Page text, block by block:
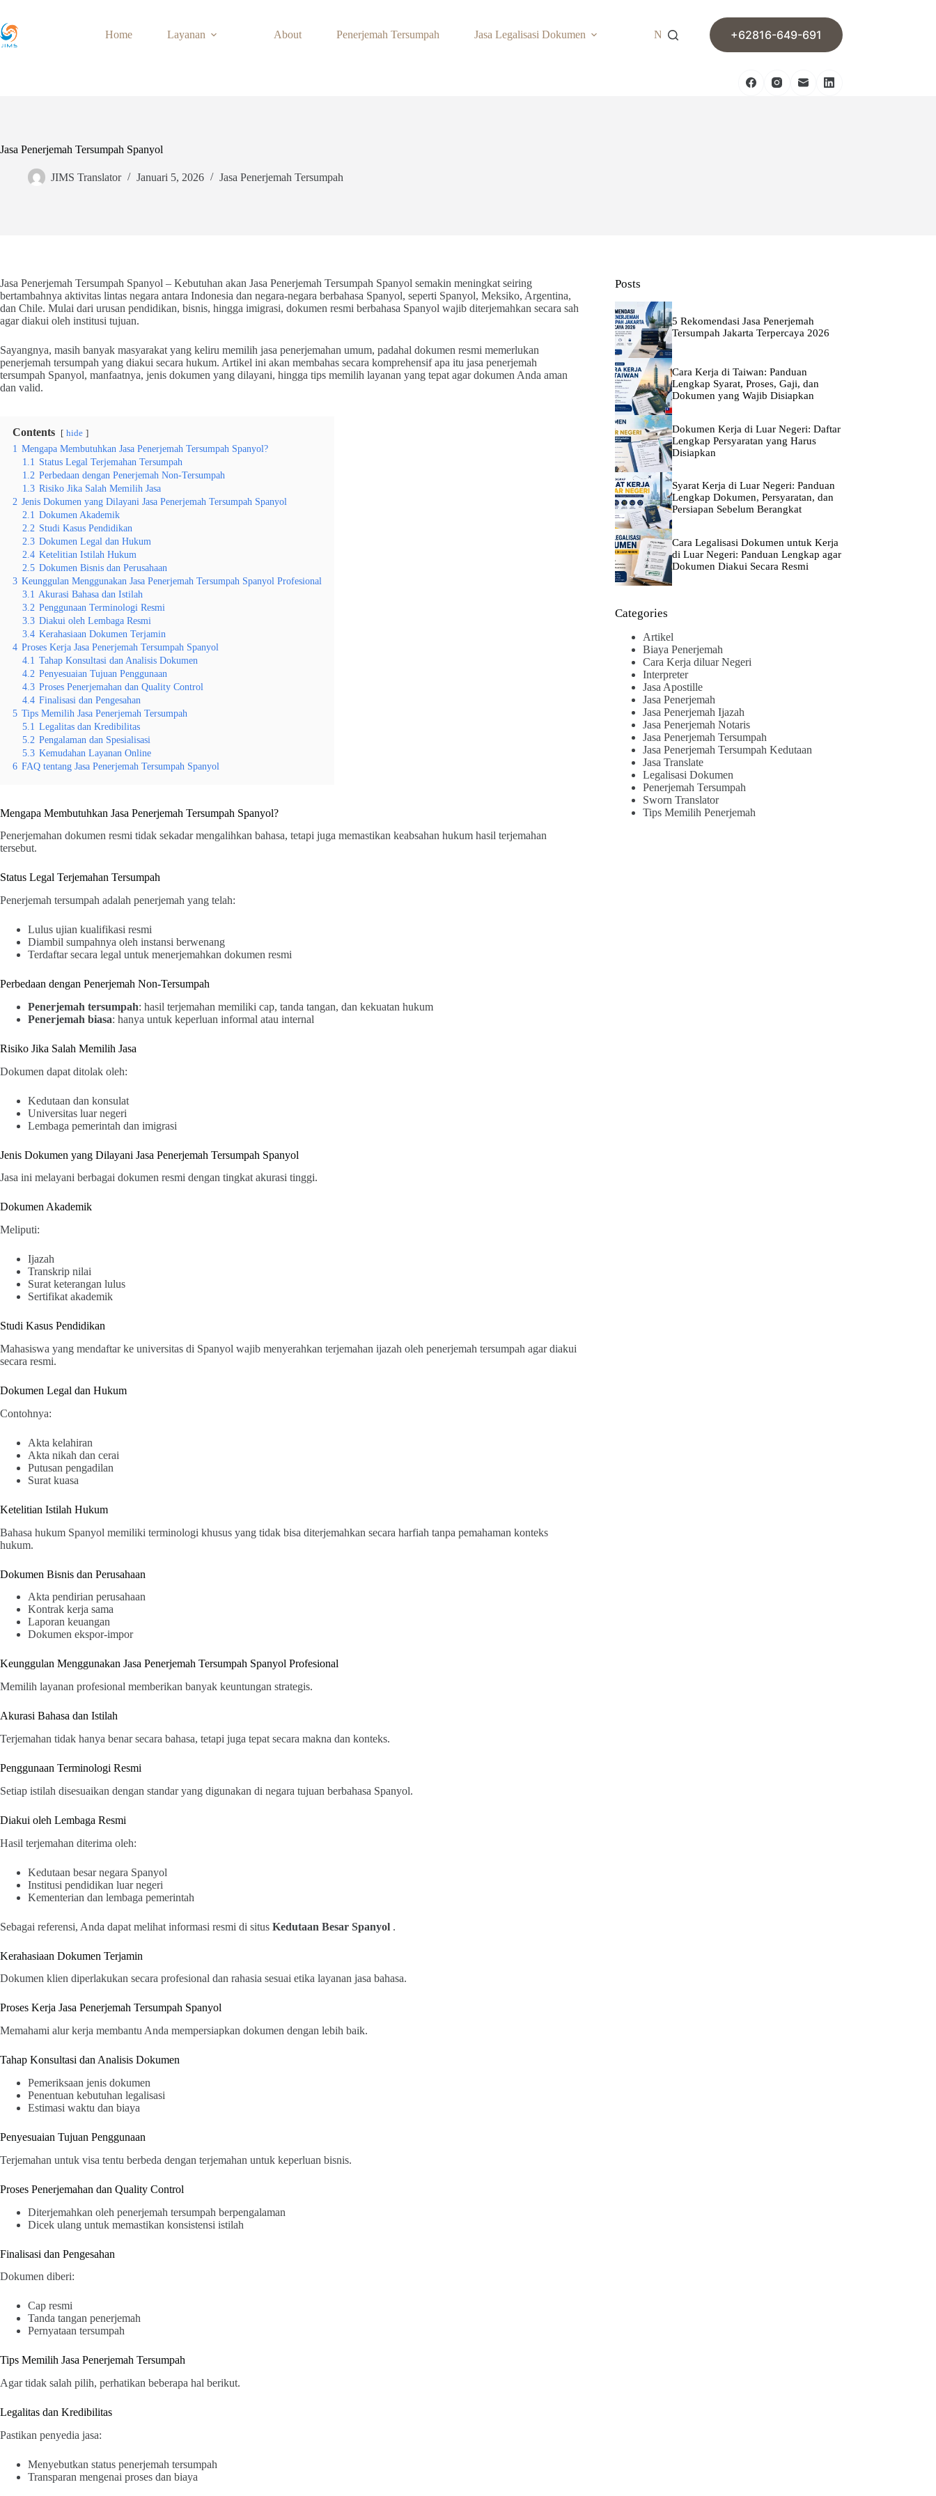
content
Home Layanan About Penerjemah Tersumpah Jasa Legalisasi Dokumen News Contact
+62816-649-691
Jasa Penerjemah Tersumpah Spanyol
JIMS Translator Januari 5, 2026 Jasa Penerjemah Tersumpah
Jasa Penerjemah Tersumpah Spanyol – Kebutuhan akan Jasa Penerjemah Tersumpah Spanyol semakin meningkat seiring
bertambahnya aktivitas lintas negara antara Indonesia dan negara-negara berbahasa Spanyol, seperti Spanyol, Meksiko, Argentina,
dan Chile. Mulai dari urusan pendidikan, bisnis, hingga imigrasi, dokumen resmi berbahasa Spanyol wajib diterjemahkan secara sah
agar diakui oleh institusi tujuan.
Sayangnya, masih banyak masyarakat yang keliru memilih jasa penerjemahan umum, padahal dokumen resmi memerlukan
penerjemah tersumpah yang diakui secara hukum. Artikel ini akan membahas secara komprehensif apa itu jasa penerjemah
tersumpah Spanyol, manfaatnya, jenis dokumen yang dilayani, hingga tips memilih layanan yang tepat agar dokumen Anda aman
dan valid.
Contents hide
1 Mengapa Membutuhkan Jasa Penerjemah Tersumpah Spanyol?
1.1 Status Legal Terjemahan Tersumpah
1.2 Perbedaan dengan Penerjemah Non-Tersumpah
1.3 Risiko Jika Salah Memilih Jasa
2 Jenis Dokumen yang Dilayani Jasa Penerjemah Tersumpah Spanyol
2.1 Dokumen Akademik
2.2 Studi Kasus Pendidikan
2.3 Dokumen Legal dan Hukum
2.4 Ketelitian Istilah Hukum
2.5 Dokumen Bisnis dan Perusahaan
3 Keunggulan Menggunakan Jasa Penerjemah Tersumpah Spanyol Profesional
3.1 Akurasi Bahasa dan Istilah
3.2 Penggunaan Terminologi Resmi
3.3 Diakui oleh Lembaga Resmi
3.4 Kerahasiaan Dokumen Terjamin
4 Proses Kerja Jasa Penerjemah Tersumpah Spanyol
4.1 Tahap Konsultasi dan Analisis Dokumen
4.2 Penyesuaian Tujuan Penggunaan
4.3 Proses Penerjemahan dan Quality Control
4.4 Finalisasi dan Pengesahan
5 Tips Memilih Jasa Penerjemah Tersumpah
5.1 Legalitas dan Kredibilitas
5.2 Pengalaman dan Spesialisasi
5.3 Kemudahan Layanan Online
6 FAQ tentang Jasa Penerjemah Tersumpah Spanyol
Mengapa Membutuhkan Jasa Penerjemah Tersumpah Spanyol?
Penerjemahan dokumen resmi tidak sekadar mengalihkan bahasa, tetapi juga memastikan keabsahan hukum hasil terjemahan
tersebut.
Status Legal Terjemahan Tersumpah
Penerjemah tersumpah adalah penerjemah yang telah:
Lulus ujian kualifikasi resmi
Diambil sumpahnya oleh instansi berwenang
Terdaftar secara legal untuk menerjemahkan dokumen resmi
Perbedaan dengan Penerjemah Non-Tersumpah
Penerjemah tersumpah: hasil terjemahan memiliki cap, tanda tangan, dan kekuatan hukum
Penerjemah biasa: hanya untuk keperluan informal atau internal
Risiko Jika Salah Memilih Jasa
Dokumen dapat ditolak oleh:
Kedutaan dan konsulat
Universitas luar negeri
Lembaga pemerintah dan imigrasi
Jenis Dokumen yang Dilayani Jasa Penerjemah Tersumpah Spanyol
Jasa ini melayani berbagai dokumen resmi dengan tingkat akurasi tinggi.
Dokumen Akademik
Meliputi:
Ijazah
Transkrip nilai
Surat keterangan lulus
Sertifikat akademik
Studi Kasus Pendidikan
Mahasiswa yang mendaftar ke universitas di Spanyol wajib menyerahkan terjemahan ijazah oleh penerjemah tersumpah agar diakui
secara resmi.
Dokumen Legal dan Hukum
Contohnya:
Akta kelahiran
Akta nikah dan cerai
Putusan pengadilan
Surat kuasa
Ketelitian Istilah Hukum
Bahasa hukum Spanyol memiliki terminologi khusus yang tidak bisa diterjemahkan secara harfiah tanpa pemahaman konteks
hukum.
Dokumen Bisnis dan Perusahaan
Akta pendirian perusahaan
Kontrak kerja sama
Laporan keuangan
Dokumen ekspor-impor
Keunggulan Menggunakan Jasa Penerjemah Tersumpah Spanyol Profesional
Memilih layanan profesional memberikan banyak keuntungan strategis.
Akurasi Bahasa dan Istilah
Terjemahan tidak hanya benar secara bahasa, tetapi juga tepat secara makna dan konteks.
Penggunaan Terminologi Resmi
Setiap istilah disesuaikan dengan standar yang digunakan di negara tujuan berbahasa Spanyol.
Diakui oleh Lembaga Resmi
Hasil terjemahan diterima oleh:
Kedutaan besar negara Spanyol
Institusi pendidikan luar negeri
Kementerian dan lembaga pemerintah
Sebagai referensi, Anda dapat melihat informasi resmi di situs Kedutaan Besar Spanyol .
Kerahasiaan Dokumen Terjamin
Dokumen klien diperlakukan secara profesional dan rahasia sesuai etika layanan jasa bahasa.
Proses Kerja Jasa Penerjemah Tersumpah Spanyol
Memahami alur kerja membantu Anda mempersiapkan dokumen dengan lebih baik.
Tahap Konsultasi dan Analisis Dokumen
Pemeriksaan jenis dokumen
Penentuan kebutuhan legalisasi
Estimasi waktu dan biaya
Penyesuaian Tujuan Penggunaan
Terjemahan untuk visa tentu berbeda dengan terjemahan untuk keperluan bisnis.
Proses Penerjemahan dan Quality Control
Diterjemahkan oleh penerjemah tersumpah berpengalaman
Dicek ulang untuk memastikan konsistensi istilah
Finalisasi dan Pengesahan
Dokumen diberi:
Cap resmi
Tanda tangan penerjemah
Pernyataan tersumpah
Tips Memilih Jasa Penerjemah Tersumpah
Agar tidak salah pilih, perhatikan beberapa hal berikut.
Legalitas dan Kredibilitas
Pastikan penyedia jasa:
Menyebutkan status penerjemah tersumpah
Transparan mengenai proses dan biaya
Posts
5 Rekomendasi Jasa Penerjemah
Tersumpah Jakarta Terpercaya 2026
Cara Kerja di Taiwan: Panduan
Lengkap Syarat, Proses, Gaji, dan
Dokumen yang Wajib Disiapkan
Dokumen Kerja di Luar Negeri: Daftar
Lengkap Persyaratan yang Harus
Disiapkan
Syarat Kerja di Luar Negeri: Panduan
Lengkap Dokumen, Persyaratan, dan
Persiapan Sebelum Berangkat
Cara Legalisasi Dokumen untuk Kerja
di Luar Negeri: Panduan Lengkap agar
Dokumen Diakui Secara Resmi
Categories
Artikel
Biaya Penerjemah
Cara Kerja diluar Negeri
Interpreter
Jasa Apostille
Jasa Penerjemah
Jasa Penerjemah Ijazah
Jasa Penerjemah Notaris
Jasa Penerjemah Tersumpah
Jasa Penerjemah Tersumpah Kedutaan
Jasa Translate
Legalisasi Dokumen
Penerjemah Tersumpah
Sworn Translator
Tips Memilih Penerjemah